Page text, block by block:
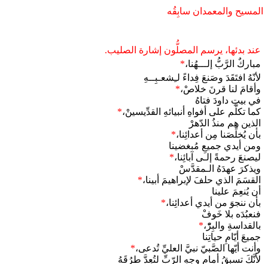
المسيح والمعمدان سابِقُه
عند بدئها، يرسم المصلُّون إشارة الصليب.
مباركٌ الرَّبُّ إلـــهُنا،*
لأنّهُ افتَقَدَ وصَنعَ فِداءً لـِشعـبِــهِ
وأقامَ لنا قرنَ خلاصْ،*
في بيتِ داودَ فتاهُ
كما تكلَّم على أفواهِ أنبيائهِ القدِّيسينْ،*
الذين هم منذُ الدّهرْ
بأن يُخلِّصَنا مِن أعدائِنا،*
ومن أيدي جميعِ مُبغضينا
ليصنعَ رحمةً إلـى آبائِنا،*
ويذكرَ عهدَهُ الـمقدَّسْ
القسَمَ الذي حلفَ لإبراهيمَ أبينا،*
أن يُنعِمَ علينا
بأن ننجوَ من أيدي أعدائِنا،*
فنعبُدَه بلا خَوفْ
بالقداسةِ والبِرّْ،*
جميعَ أيّامِ حياتِنا
وأنت أيّها الصَّبيّ نبيَّ العليِّ تُدعى،*
لأنَّكَ تسبِقُ أمام وجهِ الرّبِّ لتُعِدَّ طرُقَهُ